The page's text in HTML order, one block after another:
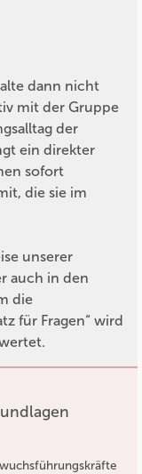
dann nicht
mit der Gruppe
der
ein direkter
sofort
die sie im
unserer
auch in den
die
für Fragen“ wird